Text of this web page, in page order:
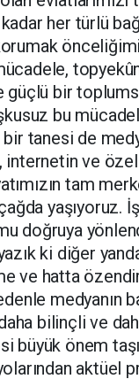
her türlü
bir
bu
tanesi de
internetin ve
tam
yaşıyoruz.
doğruya
ki diğer
ve hatta
medyanın
bilinçli ve
büyük önem
aktüel